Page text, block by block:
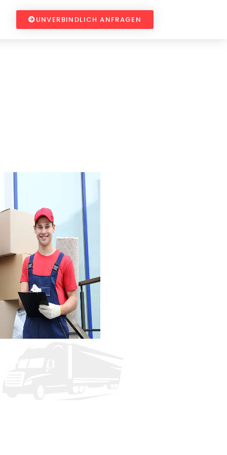
UNVERBINDLICH ANFRAGEN